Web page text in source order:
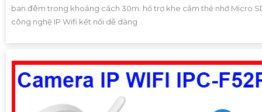
ban đêm trong khoảng cách 30m. hổ trợ khe cắm thẻ nhớ Micro
công nghệ IP Wifi kết nối dễ dàng